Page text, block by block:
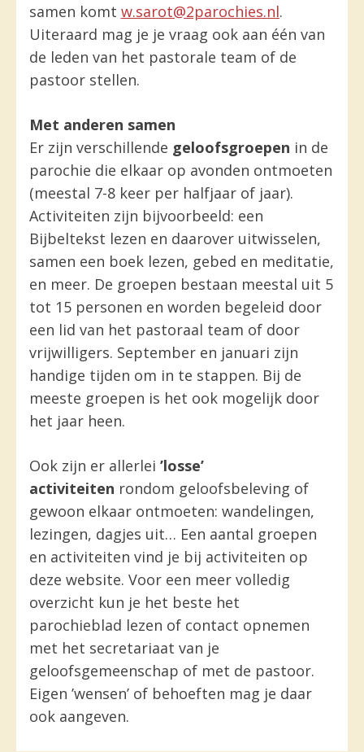
samen komt w.sarot@2parochies.nl.
Uiteraard mag je je vraag ook aan één van
de leden van het pastorale team of de
pastoor stellen.
Met anderen samen
Er zijn verschillende geloofsgroepen in de
parochie die elkaar op avonden ontmoeten
(meestal 7-8 keer per halfjaar of jaar).
Activiteiten zijn bijvoorbeeld: een
Bijbeltekst lezen en daarover uitwisselen,
samen een boek lezen, gebed en meditatie,
en meer. De groepen bestaan meestal uit 5
tot 15 personen en worden begeleid door
een lid van het pastoraal team of door
vrijwilligers. September en januari zijn
handige tijden om in te stappen. Bij de
meeste groepen is het ook mogelijk door
het jaar heen.
Ook zijn er allerlei ’losse’
activiteiten rondom geloofsbeleving of
gewoon elkaar ontmoeten: wandelingen,
lezingen, dagjes uit… Een aantal groepen
en activiteiten vind je bij activiteiten op
deze website. Voor een meer volledig
overzicht kun je het beste het
parochieblad lezen of contact opnemen
met het secretariaat van je
geloofsgemeenschap of met de pastoor.
Eigen ’wensen’ of behoeften mag je daar
ook aangeven.